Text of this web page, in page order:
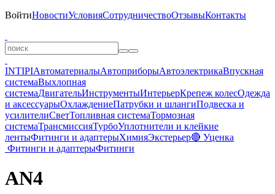
ВойтиНовостиУсловияСотрудничествоОтзывыКонтакты
INTIPIАвтоматериалыАвтоприборыАвтоэлектрикаВпускная
системаВыхлопная
системаДвигательИнструментыИнтерьерКрепеж колесОдежда
и аксессуарыОхлаждениеПатрубки и шлангиПодвеска и
усилителиСветТопливная системаТормозная
системаТрансмиссияТурбоУплотнители и клейкие
лентыФитинги и адаптерыХимияЭкстерьер🔴 Уценка
Фитинги и адаптерыФитинги
AN4